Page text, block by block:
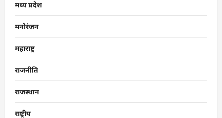
मध्य प्रदेश
मनोरंजन
महाराष्ट्र
राजनीति
राजस्थान
राष्ट्रीय